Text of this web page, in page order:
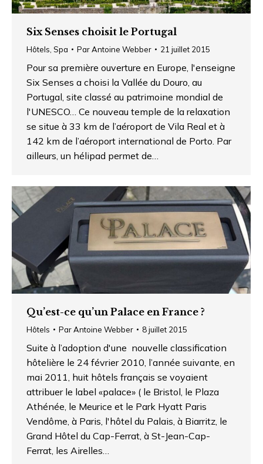
Six Senses choisit le Portugal
Hôtels Spa ParAntoine Webber 21 juillet 2015
Pour sa première ouverture en Europe, l'enseigne
Six Senses a choisi la Vallée du Douro, au
Portugal, site classé au patrimoine mondial de
l'UNESCO… Ce nouveau temple de la relaxation
se situe à 33 km de l’aéroport de Vila Real et à
142 km de l’aéroport international de Porto. Par
ailleurs, un hélipad permet de…
Qu’est-ce qu’un Palace en France ?
Hôtels ParAntoine Webber 8 juillet 2015
Suite à l’adoption d'une nouvelle classification
hôtelière le 24 février 2010, l’année suivante, en
mai 2011, huit hôtels français se voyaient
attribuer le label «palace» ( le Bristol, le Plaza
Athénée, le Meurice et le Park Hyatt Paris
Vendôme, à Paris, l'hôtel du Palais, à Biarritz, le
Grand Hôtel du Cap-Ferrat, à St-Jean-Cap-
Ferrat, les Airelles…